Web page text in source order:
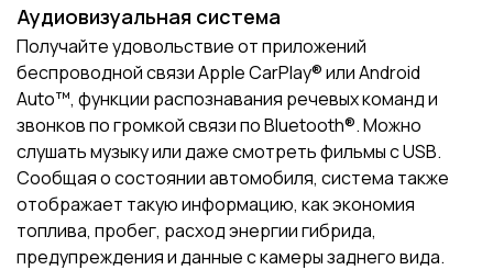
Аудиовизуальная система
Получайте удовольствие от приложений
беспроводной связи Apple CarPlay® или Android
Auto™, функции распознавания речевых команд и
звонков по громкой связи по Bluetooth®. Можно
слушать музыку или даже смотреть фильмы с USB.
Сообщая о состоянии автомобиля, система также
отображает такую ​​информацию, как экономия
топлива, пробег, расход энергии гибрида,
предупреждения и данные с камеры заднего вида.